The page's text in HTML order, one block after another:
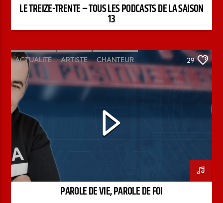
LE TREIZE-TRENTE – TOUS LES PODCASTS DE LA SAISON
13
ACTUALITÉ ARTISTE CHANTEUR
ÉMISSION INTERVIEW KENZO DAVID
PAROLE DE FOI
PODCAST
29
PAROLE DE VIE, PAROLE DE FOI